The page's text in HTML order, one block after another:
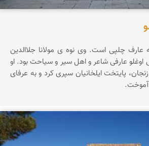
عارف چلپی است. وی نوه ی مولانا جلاالدین
عارفی شاعر و اهل سیر و سیاحت بود. او
یک سال را در سلطانیه زنجان، پایتخت ایلخانیان سپری کرد و به عرفای